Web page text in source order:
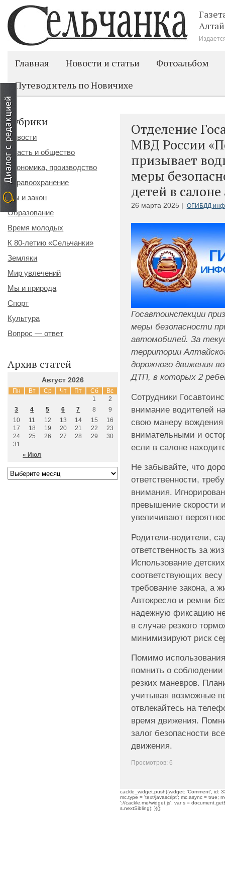
Главная Новости и статьи
Фотоальбом
Путеводитель по Новичихе
Отделение
МВД России
призывает
меры
детей в
26 марта 2025 | ОГИБДД
Госавтоинспекции
меры безопасности
автомобилей. За
территории
дорожного движения
ДТП, в которых 2
Сотрудники
внимание водителей
свою манеру
внимательными и
если в салоне
Не забывайте, что
ответственности,
внимания.
превышение скорости
увеличивают
Родители-водители,
ответственность за
Использование
соответствующих
требование закона, а
Автокресло и ремни
надежную фиксацию
в случае резкого
минимизируют риск
Помимо
помнить о соблюдении
резких маневров.
учитывая возможные
отвлекайтесь на
время движения.
залог безопасности
движения.
Просмотров: 6
cackle_widget.push({widget: 'Comment', id:
mc.type = 'text/javascript'; mc.async = true;
'://cackle.me/widget.js'; var s =
s.nextSibling); })();
Рубрики
Новости
Власть и общество
Экономика, производство
Здравоохранение
Мы и закон
Образование
Время молодых
К 80-летию «Сельчанки»
Земляки
Мир увлечений
Мы и природа
Спорт
Культура
Вопрос — ответ
Архив статей
Август 2026
Пн Вт Ср Чт Пт Сб Вс
« Июл
1
2
3
4 5 6 7 8
9
10
11 12 13 14 15
16
17
18 19 20 21 22
23
24
25 26 27 28 29
30
31